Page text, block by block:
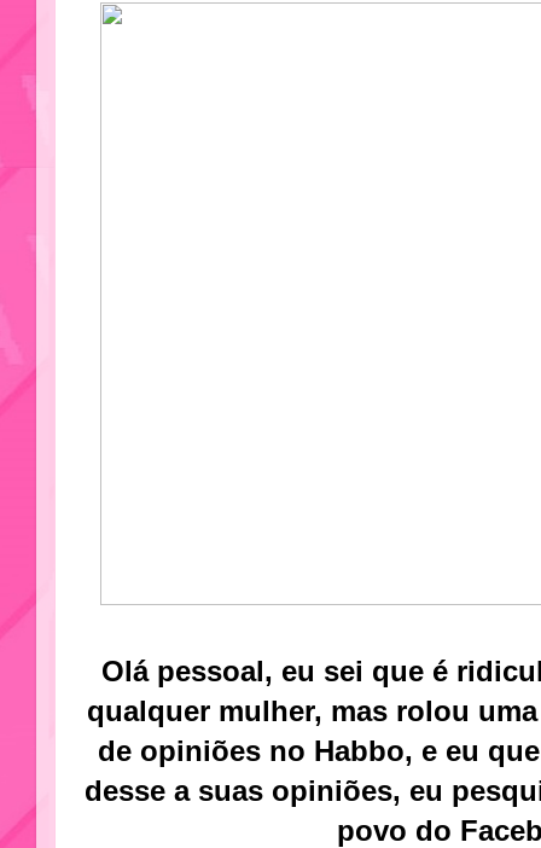
Olá pessoal, eu sei que é
qualquer mulher, mas rolou
de opiniões no Habbo, e eu
desse a suas opiniões, eu
povo do